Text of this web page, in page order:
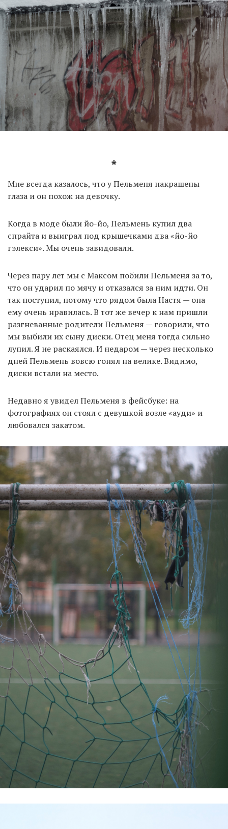
*
Мне всегда казалось, что у Пельменя накрашены
глаза и он похож на девочку.
Когда в моде были йо-йо, Пельмень купил два
спрайта и выиграл под крышечками два «йо-йо
гэлекси». Мы очень завидовали.
Через пару лет мы с Максом побили Пельменя за то,
что он ударил по мячу и отказался за ним идти. Он
так поступил, потому что рядом была Настя — она
ему очень нравилась. В тот же вечер к нам пришли
разгневанные родители Пельменя — говорили, что
мы выбили их сыну диски. Отец меня тогда сильно
лупил. Я не раскаялся. И недаром — через несколько
дней Пельмень вовсю гонял на велике. Видимо,
диски встали на место.
Недавно я увидел Пельменя в фейсбуке: на
фотографиях он стоял с девушкой возле «ауди» и
любовался закатом.